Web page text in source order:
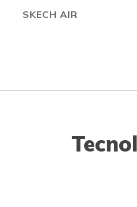
SKECH AIR